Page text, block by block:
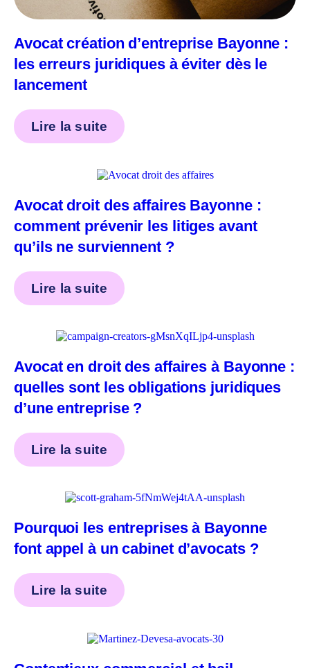
Avocat création d’entreprise Bayonne :
les erreurs juridiques à éviter dès le
lancement
Lire la suite
Avocat droit des affaires Bayonne :
comment prévenir les litiges avant
qu’ils ne surviennent ?
Lire la suite
Avocat en droit des affaires à Bayonne :
quelles sont les obligations juridiques
d’une entreprise ?
Lire la suite
Pourquoi les entreprises à Bayonne
font appel à un cabinet d’avocats ?
Lire la suite